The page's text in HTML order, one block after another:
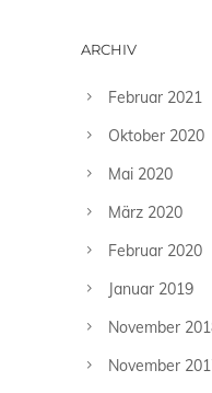
ARCHIV
Februar 2021
Oktober 2020
Mai 2020
März 2020
Februar 2020
Januar 2019
November
November